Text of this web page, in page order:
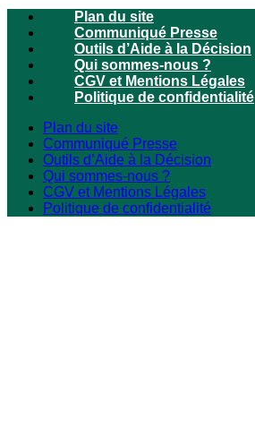
Plan du site
Communiqué Presse
Outils d’Aide à la Décision
Qui sommes-nous ?
CGV et Mentions Légales
Politique de confidentialité
Plan du site
Communiqué Presse
Outils d’Aide à la Décision
Qui sommes-nous ?
CGV et Mentions Légales
Politique de confidentialité